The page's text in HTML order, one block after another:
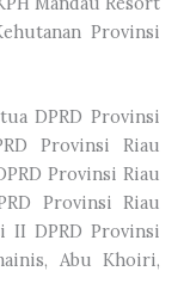
Provinsi
DPRD Provinsi
Provinsi Riau
Provinsi Riau
Provinsi Riau
II DPRD Provinsi
Abu Khoiri,